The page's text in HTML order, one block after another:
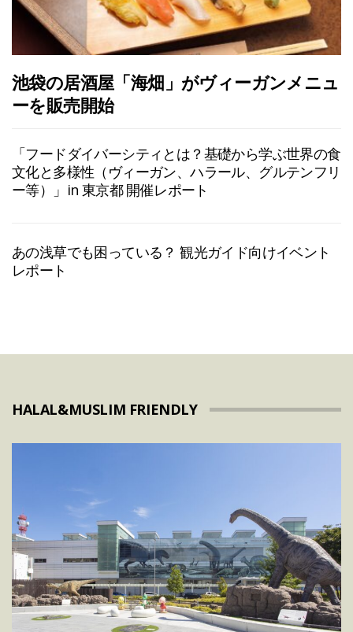
池袋の居酒屋「海畑」がヴィーガンメニュ
ーを販売開始
「フードダイバーシティとは？基礎から学ぶ世界の食
文化と多様性（ヴィーガン、ハラール、グルテンフリ
ー等）」in 東京都 開催レポート
あの浅草でも困っている？ 観光ガイド向けイベント
レポート
HALAL&MUSLIM FRIENDLY